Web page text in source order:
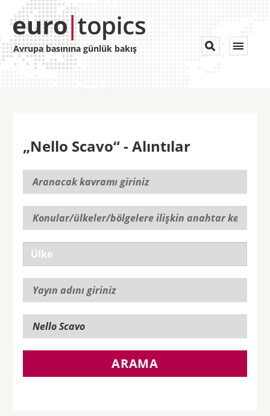
Avrupa basınına günlük bakış Toggle


„Nello Scavo“ - Alıntılar
ARAMA